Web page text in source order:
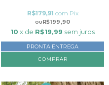
R$199,90
R$179,91 com Pix
10 x de R$19,99 sem juros
PRONTA ENTREGA